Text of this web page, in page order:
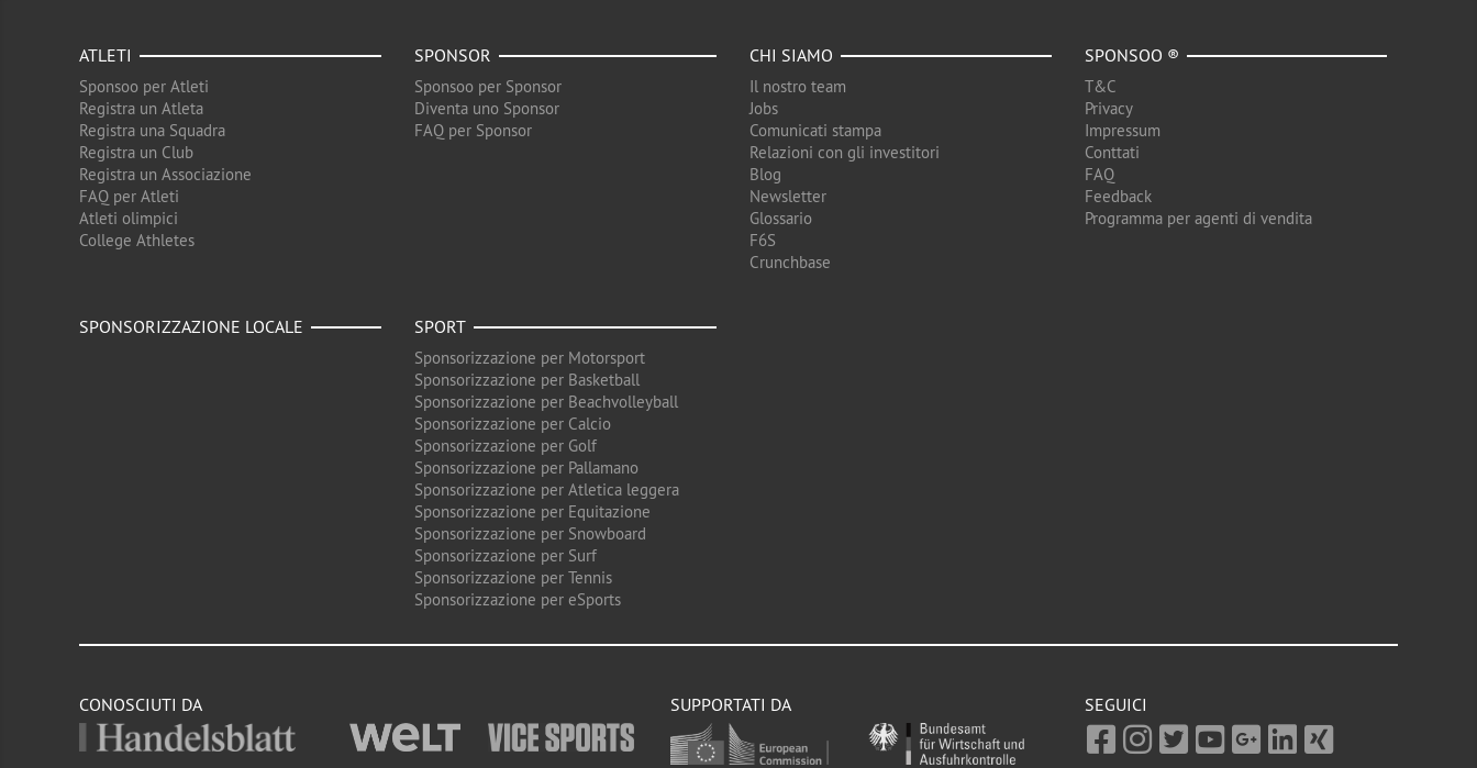
ATLETI
Sponsoo per Atleti
Registra un Atleta
Registra una Squadra
Registra un Club
Registra un Associazione
FAQ per Atleti
Atleti olimpici
College Athletes
SPONSOR
Sponsoo per Sponsor
Diventa uno Sponsor
FAQ per Sponsor
CHI SIAMO
Il nostro team
Jobs
Comunicati stampa
Relazioni con gli investitori
Blog
Newsletter
Glossario
F6S
Crunchbase
SPONSOO ®
T&C
Privacy
Impressum
Conttati
FAQ
Feedback
Programma per agenti di vendita
SPONSORIZZAZIONE LOCALE SPORT
Sponsorizzazione per Motorsport
Sponsorizzazione per Basketball
Sponsorizzazione per Beachvolleyball
Sponsorizzazione per Calcio
Sponsorizzazione per Golf
Sponsorizzazione per Pallamano
Sponsorizzazione per Atletica leggera
Sponsorizzazione per Equitazione
Sponsorizzazione per Snowboard
Sponsorizzazione per Surf
Sponsorizzazione per Tennis
Sponsorizzazione per eSports
CONOSCIUTI DA SUPPORTATI DA SEGUICI